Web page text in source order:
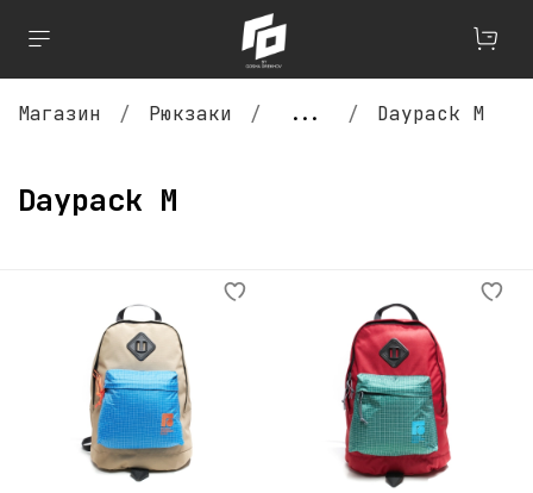
Магазин Рюкзаки ... Daypack M
Daypack M